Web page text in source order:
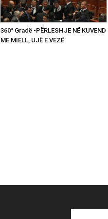
360° Gradë -PËRLESHJE NË KUVEND
ME MIELL, UJË E VEZË